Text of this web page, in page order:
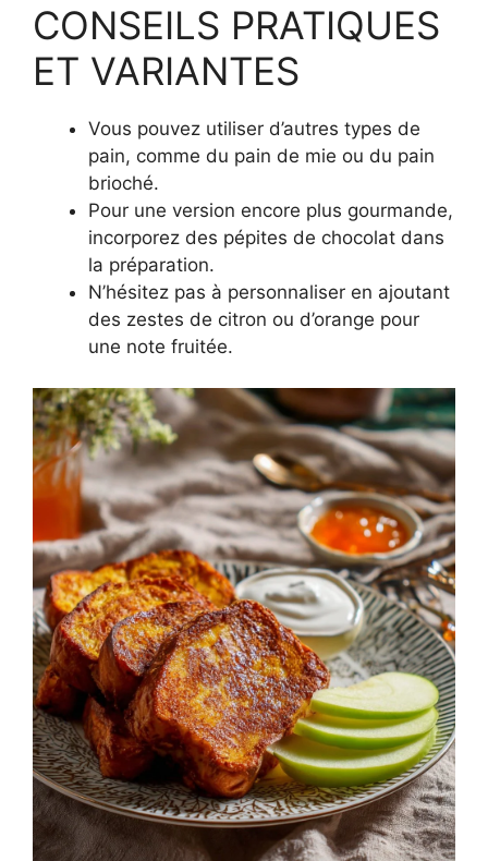
CONSEILS PRATIQUES
ET VARIANTES
Vous pouvez utiliser d’autres types de
pain, comme du pain de mie ou du pain
brioché.
Pour une version encore plus gourmande,
incorporez des pépites de chocolat dans
la préparation.
N’hésitez pas à personnaliser en ajoutant
des zestes de citron ou d’orange pour
une note fruitée.